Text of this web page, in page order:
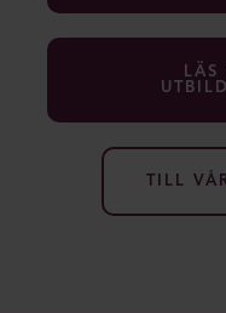
LÄS
TILL